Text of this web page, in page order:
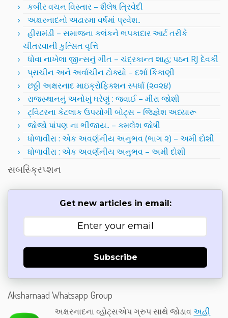
કબીર વચન વિસ્તાર – શૈલેષ ત્રિવેદી
અક્ષરનાદનો અઢારમા વર્ષમાં પ્રવેશ..
હીરામંડી – સમાજના કલંકને ભપકાદાર આર્ટ તરીકે
ચીતરવાની કુત્સિત વૃત્તિ
ધોવા નાખેલા જીન્સનું ગીત – ચંદ્રકાન્ત શાહ; પઠન RJ દેવકી
પ્રાચીન અને અર્વાચીન ટોક્યો – દર્શા કિકાણી
છઠ્ઠી અક્ષરનાદ માઇક્રોફિક્શન સ્પર્ધા (૨૦૨૪)
રાજસ્થાનનું અનોખું ઘરેણું : જવાઈ – મીરા જોશી
ટ્વિટરના કેટલાક ઉપયોગી બોટ્સ – જિજ્ઞેશ અધ્યારૂ
જોજો પાંપણ ના ભીંજાય.. – કમલેશ જોષી
ધોળાવીરા : એક અવર્ણનીય અનુભવ (ભાગ ૨) – અમી દોશી
ધોળાવીરા : એક અવર્ણનીય અનુભવ – અમી દોશી
સબસ્ક્રિપ્શન
Get new articles in email:
Subscribe
Aksharnaad Whatsapp Group
અક્ષરનાદના વ્હોટ્સએપ ગ્રુપ સાથે જોડાવઅહીં